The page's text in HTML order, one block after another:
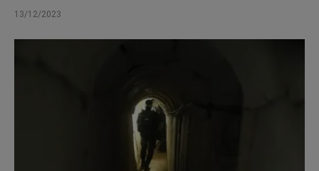
13/12/2023